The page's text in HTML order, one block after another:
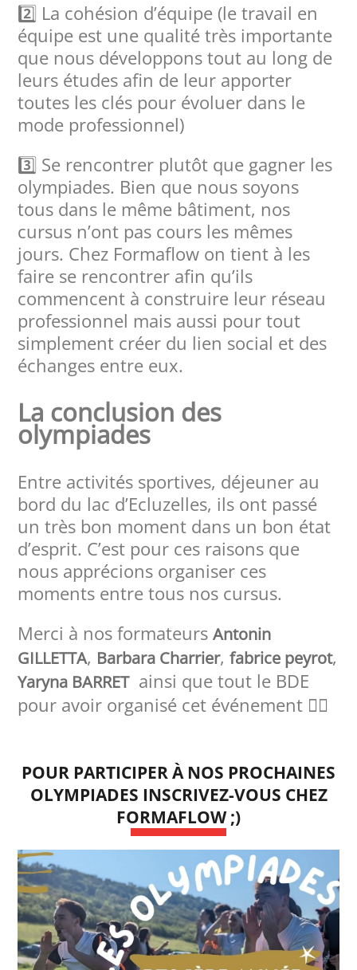
2️⃣ La cohésion d’équipe (le travail en
équipe est une qualité très importante
que nous développons tout au long de
leurs études afin de leur apporter
toutes les clés pour évoluer dans le
mode professionnel)
3️⃣ Se rencontrer plutôt que gagner les
olympiades. Bien que nous soyons
tous dans le même bâtiment, nos
cursus n’ont pas cours les mêmes
jours. Chez Formaflow on tient à les
faire se rencontrer afin qu’ils
commencent à construire leur réseau
professionnel mais aussi pour tout
simplement créer du lien social et des
échanges entre eux.
La conclusion des
olympiades
Entre activités sportives, déjeuner au
bord du lac d’Ecluzelles, ils ont passé
un très bon moment dans un bon état
d’esprit. C’est pour ces raisons que
nous apprécions organiser ces
moments entre tous nos cursus.
Merci à nos formateursAntonin
GILLETTA, Barbara Charrier,fabrice peyrot,
Yaryna BARRETainsi que tout le BDE
pour avoir organisé cet événement 👍🏻
POUR PARTICIPER À NOS PROCHAINES
OLYMPIADES INSCRIVEZ-VOUS CHEZ
FORMAFLOW ;)